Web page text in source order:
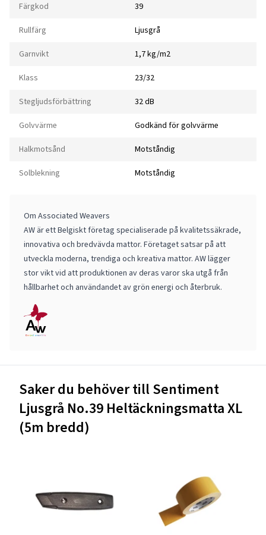
Färgkod 39
Rullfärg Ljusgrå
Garnvikt 1,7 kg/m2
Klass 23/32
Stegljudsförbättring 32 dB
Golvvärme Godkänd för golvvärme
Halkmotsånd Motståndig
Solblekning Motståndig
Om Associated Weavers
AW är ett Belgiskt företag specialiserade på kvalitetssäkrade,
innovativa och bredvävda mattor. Företaget satsar på att
utveckla moderna, trendiga och kreativa mattor. AW lägger
stor vikt vid att produktionen av deras varor ska utgå från
hållbarhet och användandet av grön energi och återbruk.
Saker du behöver till Sentiment
Ljusgrå No.39 Heltäckningsmatta XL
(5m bredd)